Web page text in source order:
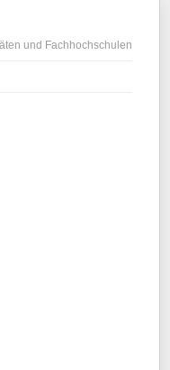
und Fachhochschulen